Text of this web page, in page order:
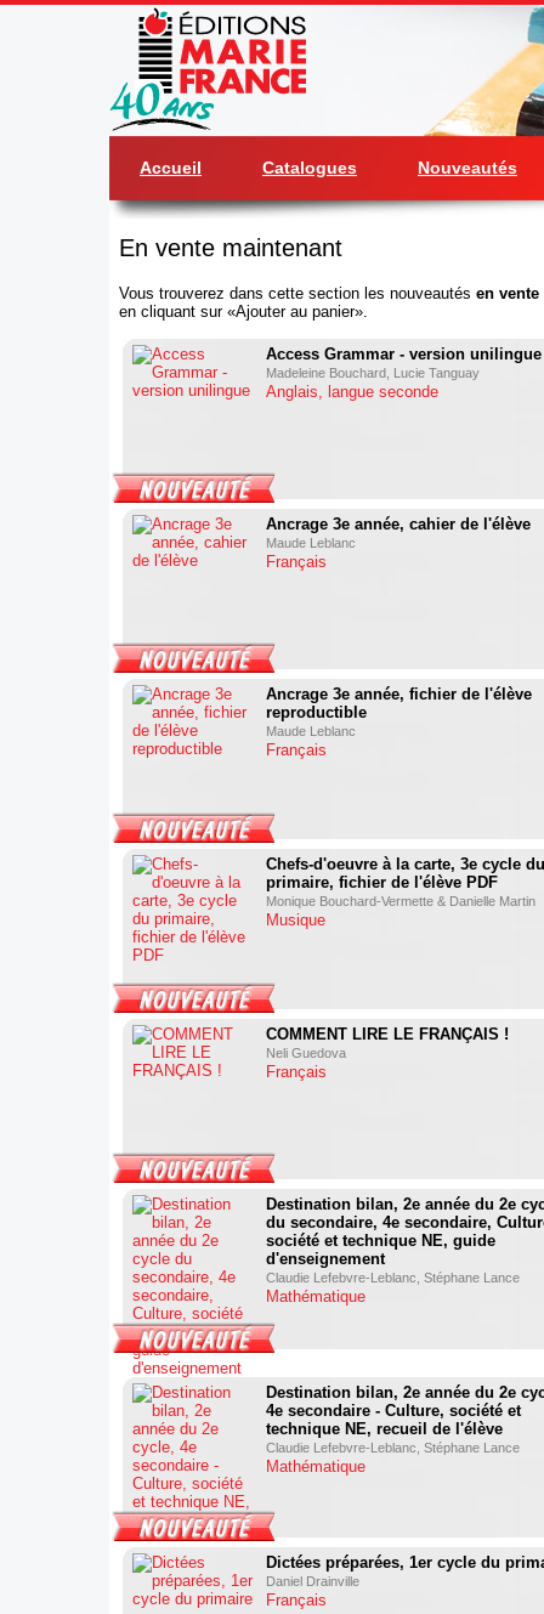
Accueil Catalogues Nouveautés
En vente maintenant
Vous trouverez dans cette section les nouveautés en
en cliquant sur «Ajouter au panier».
Access Grammar - version unilingue
Madeleine Bouchard, Lucie Tanguay
Anglais, langue seconde
Ancrage 3e année, cahier de l'élève
Maude Leblanc
Français
Ancrage 3e année, fichier de l'élève
reproductible
Maude Leblanc
Français
Chefs-d'oeuvre à la carte, 3e cycle du
primaire, fichier de l'élève PDF
Monique Bouchard-Vermette & Danielle Martin
Musique
COMMENT LIRE LE FRANÇAIS !
Neli Guedova
Français
Destination bilan, 2e année du 2e
du secondaire, 4e secondaire,
société et technique NE, guide
d'enseignement
Claudie Lefebvre-Leblanc, Stéphane Lance
Mathématique
Destination bilan, 2e année du 2e
4e secondaire - Culture, société et
technique NE, recueil de l'élève
Claudie Lefebvre-Leblanc, Stéphane Lance
Mathématique
Dictées préparées, 1er cycle du
Daniel Drainville
Français